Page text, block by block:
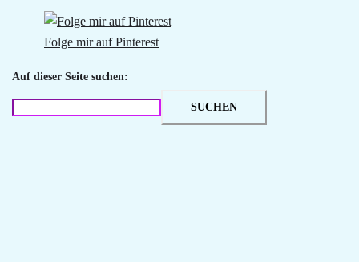
Folge mir auf Pinterest
Auf dieser Seite suchen:
SUCHEN